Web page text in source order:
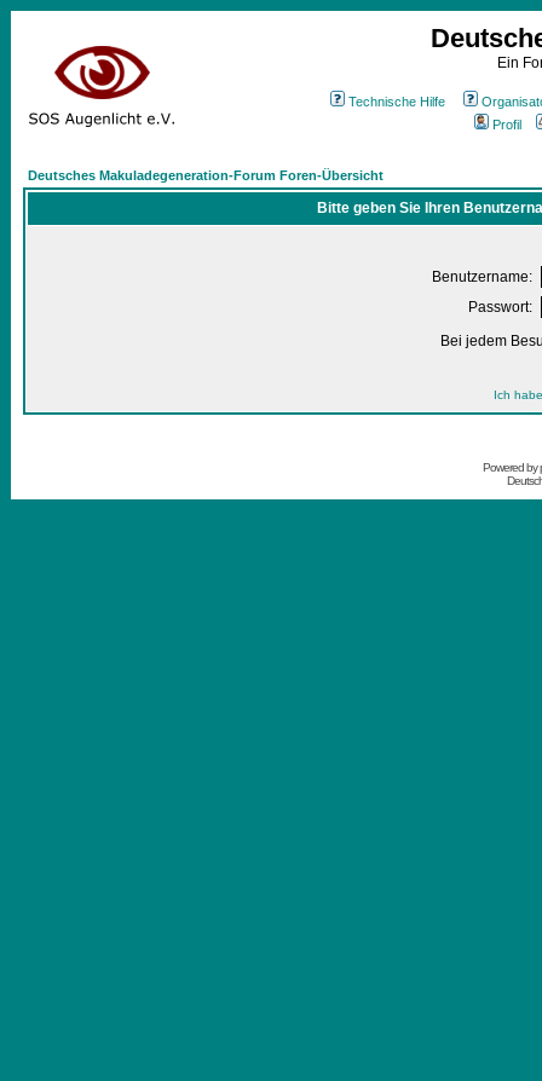
Ein
Technische Hilfe
Profil
Deutsches Makuladegeneration-Forum Foren-Übersicht
Bitte geben Sie Ihren
Benutzername:
Passwort:
Bei jedem
Ich
Powered by